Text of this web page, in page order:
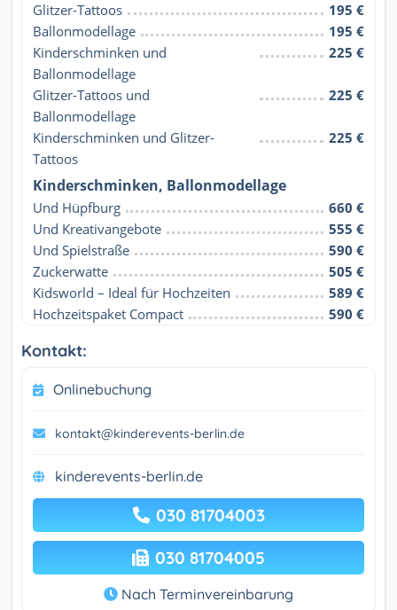
Glitzer-Tattoos
195 €
Ballonmodellage
195 €
Kinderschminken und
Ballonmodellage
225 €
Glitzer-Tattoos und
Ballonmodellage
225 €
Kinderschminken und Glitzer-
Tattoos
225 €
Kinderschminken, Ballonmodellage
Und Hüpfburg
660 €
Und Kreativangebote
555 €
Und Spielstraße
590 €
Zuckerwatte
505 €
Kidsworld – Ideal für Hochzeiten
589 €
Hochzeitspaket Compact
590 €
Kontakt:
Onlinebuchung
kontakt@kinderevents-berlin.de
kinderevents-berlin.de
030 81704003
030 81704005
Nach Terminvereinbarung